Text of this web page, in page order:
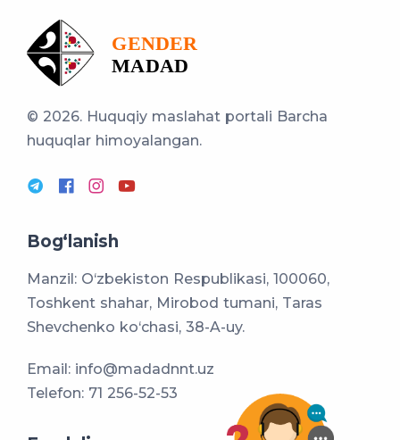
© 2026. Huquqiy maslahat portali Barcha
huquqlar himoyalangan.
Bog‘lanish
Manzil: O‘zbekiston Respublikasi, 100060,
Toshkent shahar, Mirobod tumani, Taras
Shevchenko ko‘chasi, 38-A-uy.
Email: info@madadnnt.uz
Telefon: 71 256-52-53